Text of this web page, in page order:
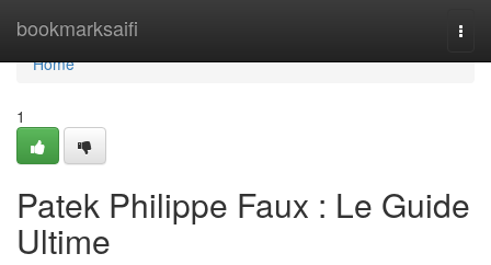
bookmarksaifi
Home
Home
1
Patek Philippe Faux : Le Guide
Ultime